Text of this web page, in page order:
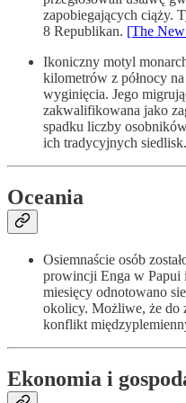
zapobiegających ciąży.
8 Republikan. [The
Ikoniczny motyl
kilometrów z północy
wyginięcia. Jego
zakwalifikowana jako
spadku liczby
ich tradycyjnych siedlisk.
Oceania
Osiemnaście osób
prowincji Enga w
miesięcy odnotowano
okolicy. Możliwe, że do
konflikt
Ekonomia i